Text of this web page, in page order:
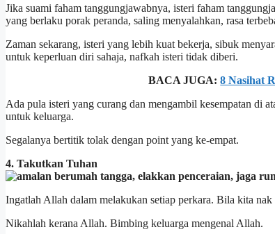
Jika suami faham tanggungjawabnya, isteri faham
yang berlaku porak peranda, saling menyalahkan, rasa
Zaman sekarang, isteri yang lebih kuat bekerja, sibuk
untuk keperluan diri sahaja, nafkah isteri tidak diberi.
BACA JUGA:8 Nasihat
Ada pula isteri yang curang dan mengambil kesempatan di
untuk keluarga.
Segalanya bertitik tolak dengan point yang ke-empat.
4. Takutkan Tuhan
Ingatlah Allah dalam melakukan setiap perkara. Bila kita
Nikahlah kerana Allah. Bimbing keluarga mengenal Allah.